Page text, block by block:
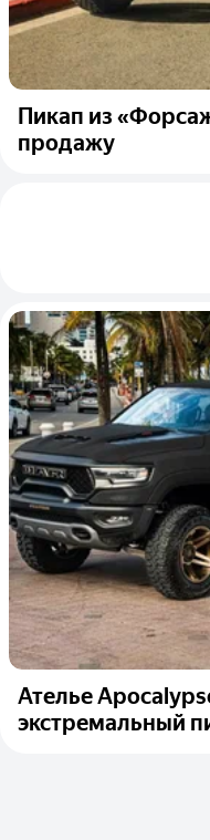
Пикап из
продажу
Ателье
экстремальный